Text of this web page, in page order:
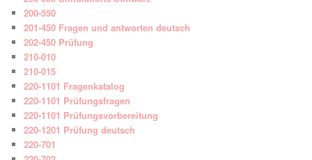
200-550
201-450 Fragen und antworten deutsch
202-450 Prüfung
210-010
210-015
220-1101 Fragenkatalog
220-1101 Prüfungsfragen
220-1101 Prüfungsvorbereitung
220-1201 Prüfung deutsch
220-701